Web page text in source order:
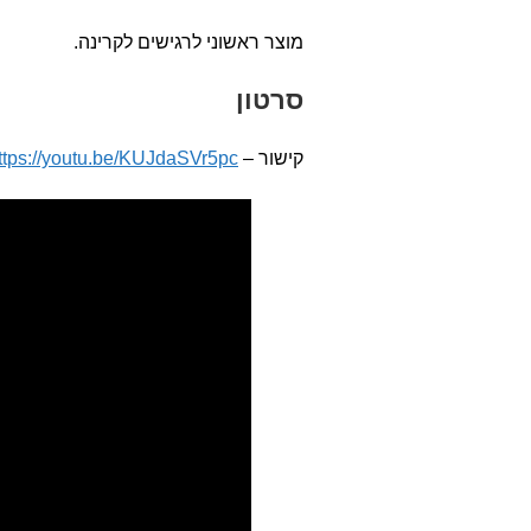
מוצר ראשוני לרגישים לקרינה.
סרטון
קישור – youtu.be/KUJdaSVr5pc